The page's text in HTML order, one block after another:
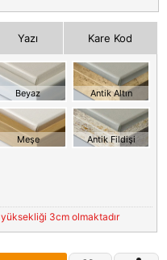
Yazı Kare Kod
Beyaz Antik Altın
Meşe Antik Fildişi
3cm olmaktadır